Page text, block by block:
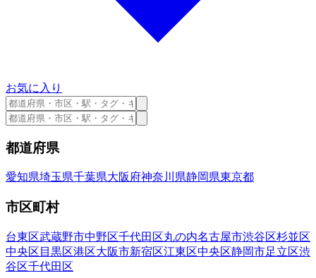
お気に入り
都道府県
愛知県埼玉県千葉県大阪府神奈川県静岡県東京都
市区町村
台東区武蔵野市中野区千代田区丸の内名古屋市渋谷区杉並区
中央区 目黒区港区大阪市新宿区江東区中央区静岡市足立区渋
谷区千代田区